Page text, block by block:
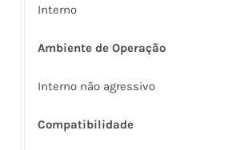
Interno
Ambiente de Operação
Interno não agressivo
Compatibilidade